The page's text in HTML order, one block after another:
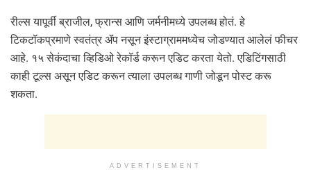
रील्स यापूर्वी ब्राजील, फ्रान्स आणि जर्मनीमध्ये उपलब्ध होतं. हे
टिकटॉकप्रमाणे स्वतंत्र ॲप नसून इंस्टाग्राममध्येच जोडण्यात आलेलं फीचर
आहे. १५ सेकंदाचा व्हिडिओ रेकॉर्ड करून एडिट करता येतो. एडिटिंगसाठी
काही टूल्स असून एडिट करून त्याला उपलब्ध गाणी जोडून पोस्ट करू
शकता.
ADVERTISEMENT